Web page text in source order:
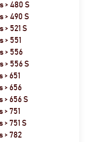
> 480 S
> 490 S
521 S
> 551
> 556
> 556 S
651
> 656
> 656 S
751
751 S
> 782